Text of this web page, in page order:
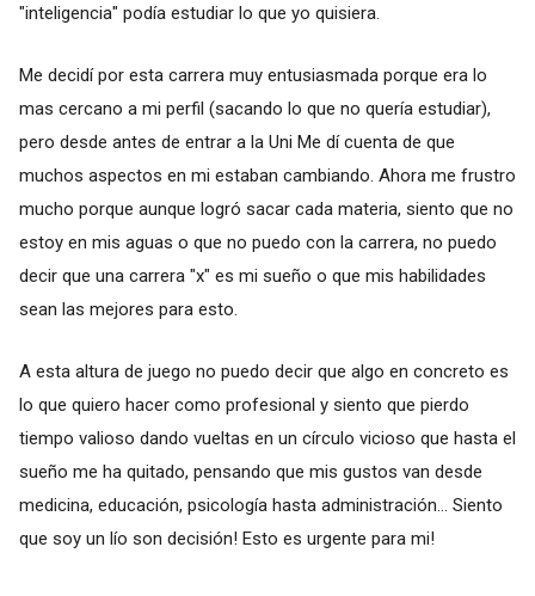
"inteligencia" podía estudiar lo que yo quisiera.
Me decidí por esta carrera muy entusiasmada porque era lo
mas cercano a mi perfil (sacando lo que no quería estudiar),
pero desde antes de entrar a la Uni Me dí cuenta de que
muchos aspectos en mi estaban cambiando. Ahora me frustro
mucho porque aunque logró sacar cada materia, siento que no
estoy en mis aguas o que no puedo con la carrera, no puedo
decir que una carrera "x" es mi sueño o que mis habilidades
sean las mejores para esto.
A esta altura de juego no puedo decir que algo en concreto es
lo que quiero hacer como profesional y siento que pierdo
tiempo valioso dando vueltas en un círculo vicioso que hasta el
sueño me ha quitado, pensando que mis gustos van desde
medicina, educación, psicología hasta administración... Siento
que soy un lío son decisión! Esto es urgente para mi!